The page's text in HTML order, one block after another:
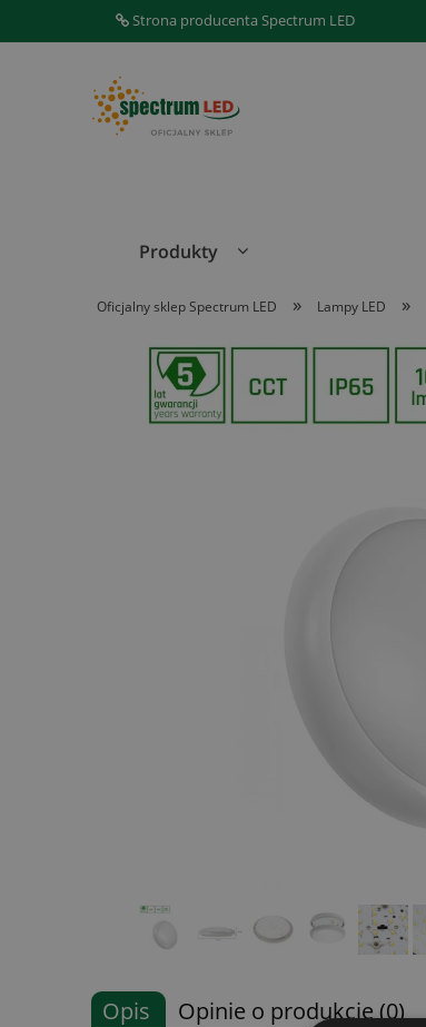
Strona producenta Spectrum LED
Produkty
Oficjalny sklep Spectrum LED » Lampy LED »
Opis Opinie o produkcie (0)